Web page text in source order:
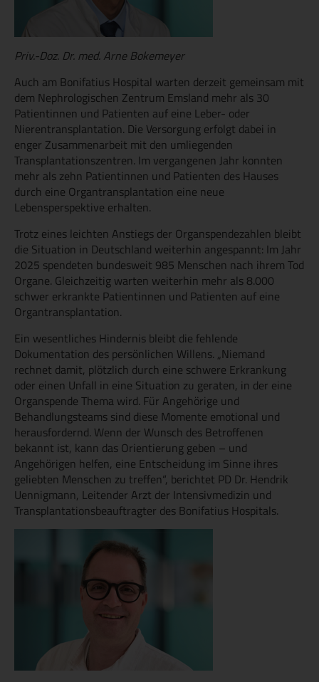
Priv.-Doz. Dr. med. Arne Bokemeyer
Auch am Bonifatius Hospital warten derzeit gemeinsam mit
dem Nephrologischen Zentrum Emsland mehr als 30
Patientinnen und Patienten auf eine Leber- oder
Nierentransplantation. Die Versorgung erfolgt dabei in
enger Zusammenarbeit mit den umliegenden
Transplantationszentren. Im vergangenen Jahr konnten
mehr als zehn Patientinnen und Patienten des Hauses
durch eine Organtransplantation eine neue
Lebensperspektive erhalten.
Trotz eines leichten Anstiegs der Organspendezahlen bleibt
die Situation in Deutschland weiterhin angespannt: Im Jahr
2025 spendeten bundesweit 985 Menschen nach ihrem Tod
Organe. Gleichzeitig warten weiterhin mehr als 8.000
schwer erkrankte Patientinnen und Patienten auf eine
Organtransplantation.
Ein wesentliches Hindernis bleibt die fehlende
Dokumentation des persönlichen Willens. „Niemand
rechnet damit, plötzlich durch eine schwere Erkrankung
oder einen Unfall in eine Situation zu geraten, in der eine
Organspende Thema wird. Für Angehörige und
Behandlungsteams sind diese Momente emotional und
herausfordernd. Wenn der Wunsch des Betroffenen
bekannt ist, kann das Orientierung geben – und
Angehörigen helfen, eine Entscheidung im Sinne ihres
geliebten Menschen zu treffen“, berichtet PD Dr. Hendrik
Uennigmann, Leitender Arzt der Intensivmedizin und
Transplantationsbeauftragter des Bonifatius Hospitals.